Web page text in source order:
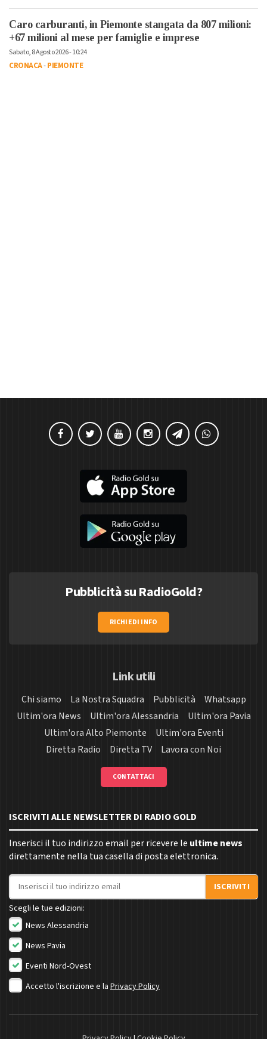
Caro carburanti, in Piemonte stangata da 807 milioni:
+67 milioni al mese per famiglie e imprese
Sabato, 8 Agosto 2026 - 10:24
CRONACA-PIEMONTE
Pubblicità su RadioGold?
RICHIEDI INFO
Link utili
Chi siamo La Nostra Squadra Pubblicità
Whatsapp
Ultim'ora News
Ultim'ora Alessandria
Ultim'ora Pavia
Ultim'ora Alto Piemonte
Ultim'ora Eventi
Diretta Radio
Diretta TV Lavora con Noi
CONTATTACI
ISCRIVITI ALLE NEWSLETTER DI RADIO GOLD
Inserisci il tuo indirizzo email per ricevere le ultime news
direttamente nella tua casella di posta elettronica.
Indirizzo email
ISCRIVITI
Scegli le tue edizioni:
News Alessandria
News Pavia
Eventi Nord-Ovest
Accetto l'iscrizione e la Privacy Policy